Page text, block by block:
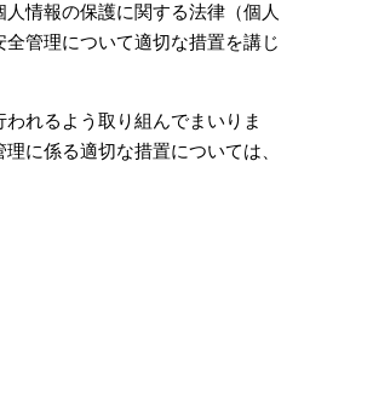
情報の保護に関する法律（個人
管理について適切な措置を講じ
れるよう取り組んでまいりま
に係る適切な措置については、